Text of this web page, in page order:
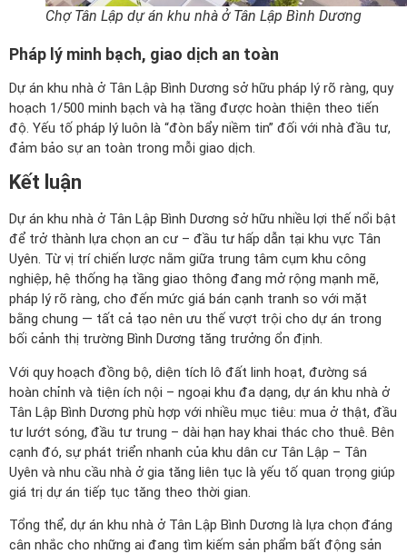
Chợ Tân Lập dự án khu nhà ở Tân Lập Bình Dương
Pháp lý minh bạch, giao dịch an toàn
Dự án khu nhà ở Tân Lập Bình Dương sở hữu pháp lý rõ ràng, quy
hoạch 1/500 minh bạch và hạ tầng được hoàn thiện theo tiến
độ. Yếu tố pháp lý luôn là “đòn bẩy niềm tin” đối với nhà đầu tư,
đảm bảo sự an toàn trong mỗi giao dịch.
Kết luận
Dự án khu nhà ở Tân Lập Bình Dương sở hữu nhiều lợi thế nổi bật
để trở thành lựa chọn an cư – đầu tư hấp dẫn tại khu vực Tân
Uyên. Từ vị trí chiến lược nằm giữa trung tâm cụm khu công
nghiệp, hệ thống hạ tầng giao thông đang mở rộng mạnh mẽ,
pháp lý rõ ràng, cho đến mức giá bán cạnh tranh so với mặt
bằng chung — tất cả tạo nên ưu thế vượt trội cho dự án trong
bối cảnh thị trường Bình Dương tăng trưởng ổn định.
Với quy hoạch đồng bộ, diện tích lô đất linh hoạt, đường sá
hoàn chỉnh và tiện ích nội – ngoại khu đa dạng, dự án khu nhà ở
Tân Lập Bình Dương phù hợp với nhiều mục tiêu: mua ở thật, đầu
tư lướt sóng, đầu tư trung – dài hạn hay khai thác cho thuê. Bên
cạnh đó, sự phát triển nhanh của khu dân cư Tân Lập – Tân
Uyên và nhu cầu nhà ở gia tăng liên tục là yếu tố quan trọng giúp
giá trị dự án tiếp tục tăng theo thời gian.
Tổng thể, dự án khu nhà ở Tân Lập Bình Dương là lựa chọn đáng
cân nhắc cho những ai đang tìm kiếm sản phẩm bất động sản